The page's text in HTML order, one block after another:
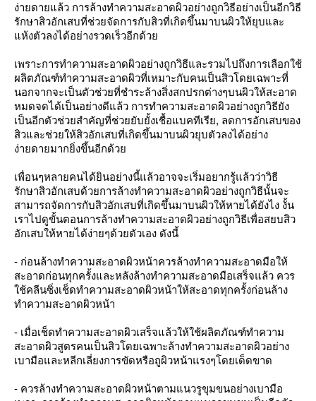
ง่ายดายแล้ว การล้างทำความสะอาดผิวอย่างถูกวิธีอย่างเป็นอีกวิธี
รักษาสิวอักเสบที่ช่วยจัดการกับสิวที่เกิดขึ้นมาบนผิวให้ยุบและ
แห้งตัวลงได้อย่างรวดเร็วอีกด้วย
เพราะการทำความสะอาดผิวอย่างถูกวิธีและรวมไปถึงการเลือกใช้
ผลิตภัณฑ์ทำความสะอาดผิวที่เหมาะกับคนเป็นสิวโดยเฉพาะที่
นอกจากจะเป็นตัวช่วยที่ชำระล้างสิ่งสกปรกต่างๆบนผิวให้สะอาด
หมดจดได้เป็นอย่างดีแล้ว การทำความสะอาดผิวอย่างถูกวิธียัง
เป็นอีกตัวช่วยสำคัญที่ช่วยยับยั้งเชื้อแบคทีเรีย, ลดการอักเสบของ
สิวและช่วยให้สิวอักเสบที่เกิดขึ้นมาบนผิวยุบตัวลงได้อย่าง
ง่ายดายมากยิ่งขึ้นอีกด้วย
เพื่อนๆหลายคนได้ยินอย่างนี้แล้วอาจจะเริ่มอยากรู้แล้วว่าวิธี
รักษาสิวอักเสบด้วยการล้างทำความสะอาดผิวอย่างถูกวิธีนั้นจะ
สามารถจัดการกับสิวอักเสบที่เกิดขึ้นมาบนผิวให้หายได้ยังไง งั้น
เราไปดูขั้นตอนการล้างทำความสะอาดผิวอย่างถูกวิธีเพื่อสยบสิว
อักเสบให้หายได้ง่ายๆด้วยตัวเอง ดังนี้
- ก่อนล้างทำความสะอาดผิวหน้าควรล้างทำความสะอาดมือให้
สะอาดก่อนทุกครั้งและหลังล้างทำความสะอาดมือเสร็จแล้ว ควร
ใช้คลีนซิ่งเช็ดทำความสะอาดผิวหน้าให้สะอาดทุกครั้งก่อนล้าง
ทำความสะอาดผิวหน้า
- เมื่อเช็ดทำความสะอาดผิวเสร็จแล้วให้ใช้ผลิตภัณฑ์ทำความ
สะอาดผิวสูตรคนเป็นสิวโดยเฉพาะล้างทำความสะอาดผิวอย่าง
เบามือและหลีกเลี่ยงการขัดหรือถูผิวหน้าแรงๆโดยเด็ดขาด
- ควรล้างทำความสะอาดผิวหน้าตามแนวรูขุมขนอย่างเบามือ